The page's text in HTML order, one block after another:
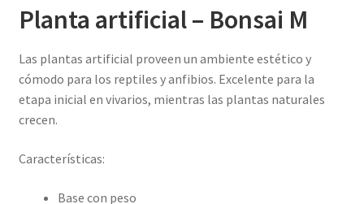
Planta artificial – Bonsai M
Las plantas artificial proveen un ambiente estético y
cómodo para los reptiles y anfibios. Excelente para la
etapa inicial en vivarios, mientras las plantas naturales
crecen.
Características:
Base con peso